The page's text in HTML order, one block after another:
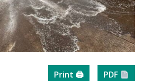
Print 🖨 PDF